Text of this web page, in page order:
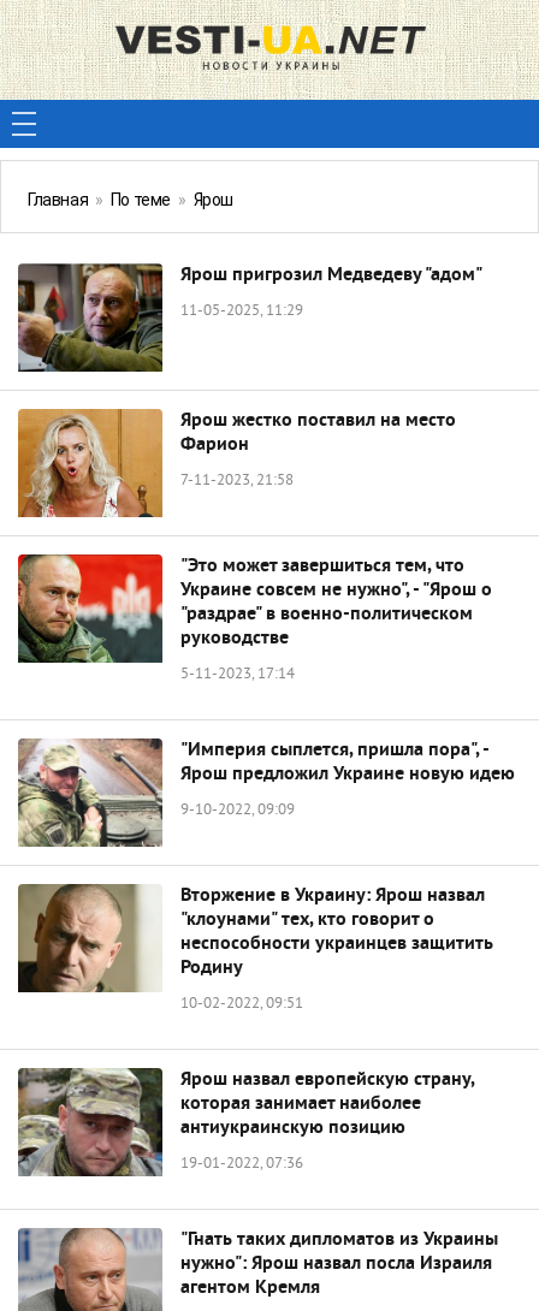
Главная » По теме » Ярош
Ярош пригрозил Медведеву "адом"
11-05-2025, 11:29
Ярош жестко поставил на место
Фарион
7-11-2023, 21:58
"Это может завершиться тем, что
Украине совсем не нужно", - "Ярош о
"раздрае" в военно-политическом
руководстве
5-11-2023, 17:14
​"Империя сыплется, пришла пора", -
Ярош предложил Украине новую идею
9-10-2022, 09:09
Вторжение в Украину: Ярош назвал
"клоунами" тех, кто говорит о
неспособности украинцев защитить
Родину
10-02-2022, 09:51
Ярош назвал европейскую страну,
которая занимает наиболее
антиукраинскую позицию
19-01-2022, 07:36
"Гнать таких дипломатов из Украины
нужно": Ярош назвал посла Израиля
агентом Кремля